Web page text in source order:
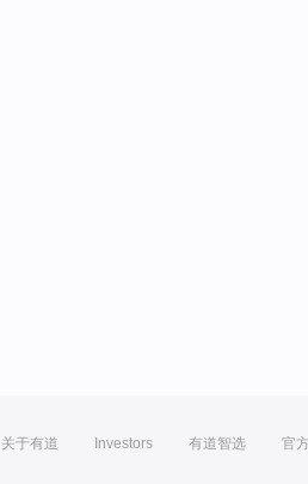
关于有道 Investors 有道智选 官